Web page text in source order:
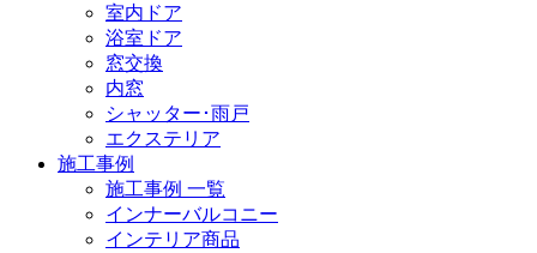
室内ドア
浴室ドア
窓交換
内窓
シャッター･雨戸
エクステリア
施工事例
施工事例 一覧
インナーバルコニー
インテリア商品